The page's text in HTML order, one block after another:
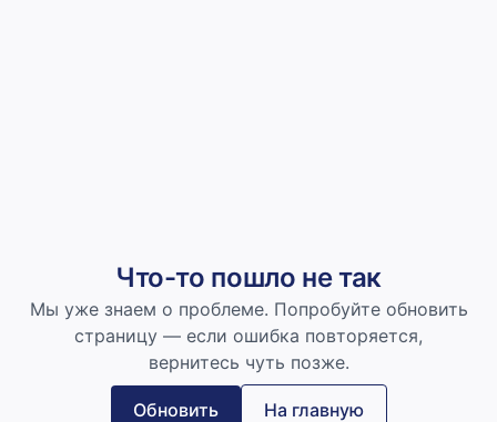
Что-то пошло не так
Мы уже знаем о проблеме. Попробуйте обновить
страницу — если ошибка повторяется,
вернитесь чуть позже.
Обновить На главную